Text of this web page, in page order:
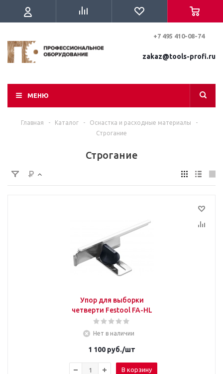
+7 495 410-08-74
zakaz@tools-profi.ru
МЕНЮ
Главная - Каталог - Оснастка и расходные материалы
-
Строгание
Строгание
Упор для выборки
четверти Festool FA-HL
Нет в наличии
1 100 руб./шт
В корзину